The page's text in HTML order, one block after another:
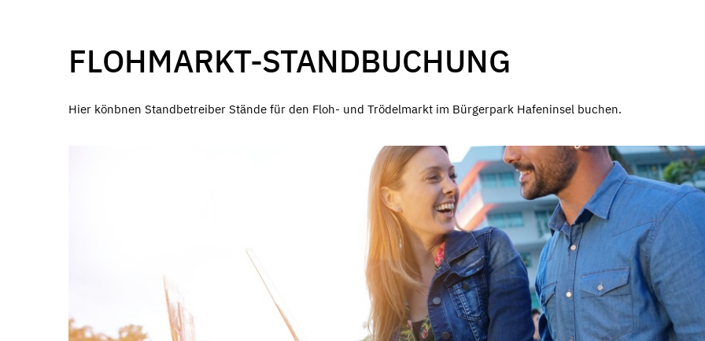
FLOHMARKT-STANDBUCHUNG
Hier könbnen Standbetreiber Stände für den Floh- und Trödelmarkt im Bürgerpark Hafeninsel buchen.